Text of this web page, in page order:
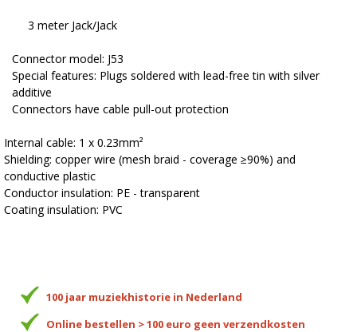
3 meter Jack/Jack
Connector model: J53
Special features: Plugs soldered with lead-free tin with silver
additive
Connectors have cable pull-out protection
Internal cable: 1 x 0.23mm²
Shielding: copper wire (mesh braid - coverage ≥90%) and
conductive plastic
Conductor insulation: PE - transparent
Coating insulation: PVC
100 jaar muziekhistorie in Nederland
Online bestellen > 100 euro geen verzendkosten